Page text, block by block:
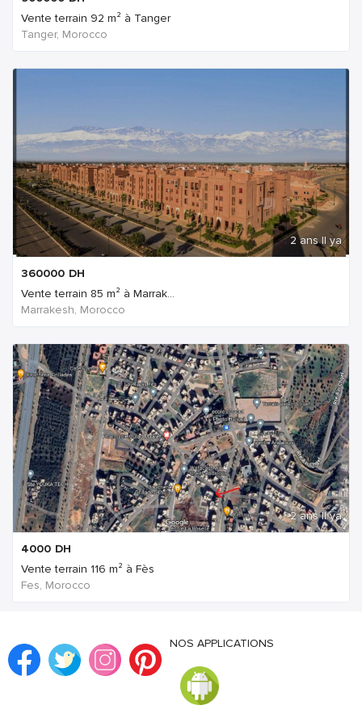
Vente terrain 92 m² à Tanger
Tanger, Morocco
2 ans Il ya
360000 DH
Vente terrain 85 m² à Marrak...
Marrakesh, Morocco
2 ans Il ya
4000 DH
Vente terrain 116 m² à Fès
Fes, Morocco
NOS APPLICATIONS